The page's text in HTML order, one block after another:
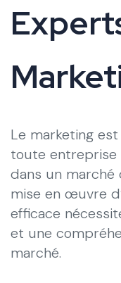
Le marketing
toute entreprise
dans un marché
mise en œuvre
efficace
et une
marché.